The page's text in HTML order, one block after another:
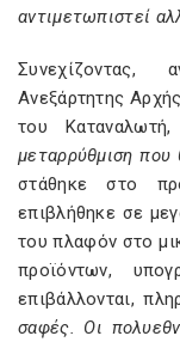
αντιμετωπιστεί
Συνεχίζοντας,
Ανεξάρτητης
του
μεταρρύθμιση που
στάθηκε στο
επιβλήθηκε σε
του πλαφόν στο
προϊόντων,
επιβάλλονται,
σαφές. Οι